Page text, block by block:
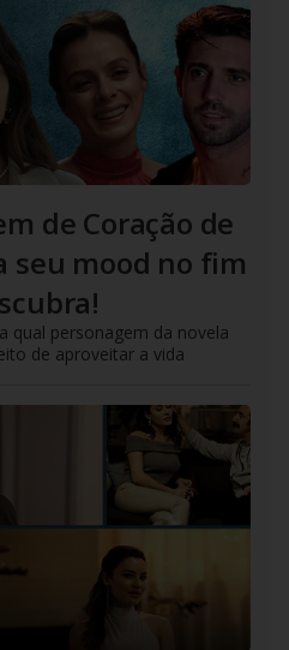
de Coração de
seu mood no fim
qual personagem da novela
de aproveitar a vida